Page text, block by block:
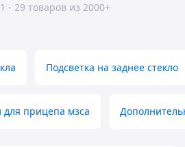
- 29 товаров из 2000+
Подсветка на заднее стекло
прицепа мзса